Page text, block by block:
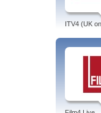
ITV4 (UK